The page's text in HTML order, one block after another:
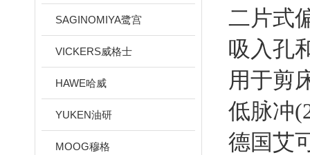
SAGINOMIYA鹭宫
VICKERS威格士
HAWE哈威
YUKEN油研
MOOG穆格
二片式
吸入孔
用于剪
低脉冲
德国艾